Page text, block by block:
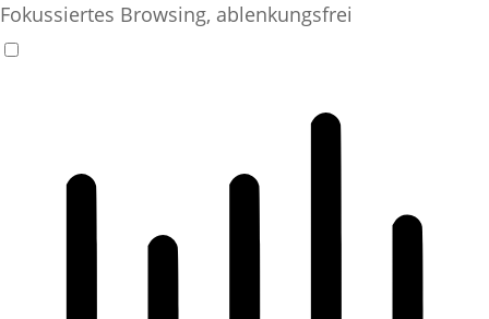
Fokussiertes Browsing, ablenkungsfrei